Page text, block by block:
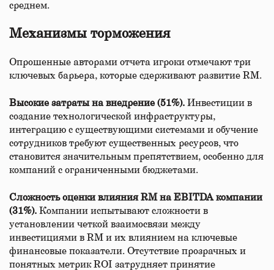
среднем.
Механизмы торможения
Опрошенные авторами отчета игроки отмечают три
ключевых барьера, которые сдерживают развитие RM.
Высокие затраты на внедрение (51%). Инвестиции в
создание технологической инфраструктуры,
интеграцию с существующими системами и обучение
сотрудников требуют существенных ресурсов, что
становится значительным препятствием, особенно для
компаний с ограниченными бюджетами.
Сложность оценки влияния RM на EBITDA компании
(31%). Компании испытывают сложности в
установлении четкой взаимосвязи между
инвестициями в RM и их влиянием на ключевые
финансовые показатели. Отсутствие прозрачных и
понятных метрик ROI затрудняет принятие